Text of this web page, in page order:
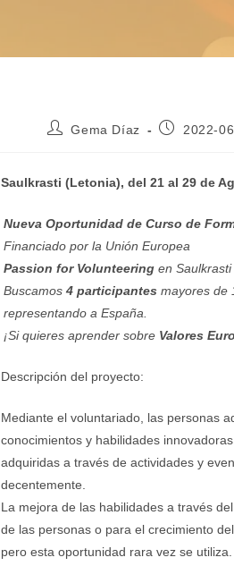
Autor
entrada:
Gema Díaz
Publicación
entrada:
2022-
Saulkrasti (Letonia), del 21 al 29 de
Nueva Oportunidad de Curso de
Financiado por la Unión Europea
Passion for Volunteering en
Buscamos 4 participantes mayores de
representando a España.
¡Si quieres aprender sobre Valores
Descripción del proyecto:
Mediante el voluntariado, las personas
conocimientos y habilidades
adquiridas a través de actividades y
decentemente.
La mejora de las habilidades a través
de las personas o para el crecimiento
pero esta oportunidad rara vez se